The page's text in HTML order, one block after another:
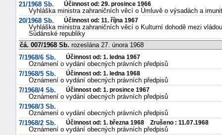
21/1968 Sb.
Účinnost od: 29. prosince 1966
Vyhláška ministra zahraničních věcí o Úmluvě o výsadách a
20/1968 Sb.
Účinnost od: 11. října 1967
Vyhláška ministra zahraničních věcí o Kulturní dohodě mezi
Súdánské republiky
čá. 007/1968 Sb. rozeslána 27. února 1968
7/1968/6 Sb.
Účinnost od: 1. ledna 1967
Oznámení o vydání obecných právních předpisů
7/1968/5 Sb.
Účinnost od: 1. ledna 1968
Oznámení o vydání obecných právních předpisů
7/1968/4 Sb.
Účinnost od: 1. prosince 1967
Oznámení o vydání obecných právních předpisů
7/1968/3 Sb.
Oznámení o vydání obecných právních předpisů
7/1968/2 Sb.
Účinnost od: 1. března 1968 Zrušeno : 11.07.1968
Oznámení o vydání obecných právních předpisů